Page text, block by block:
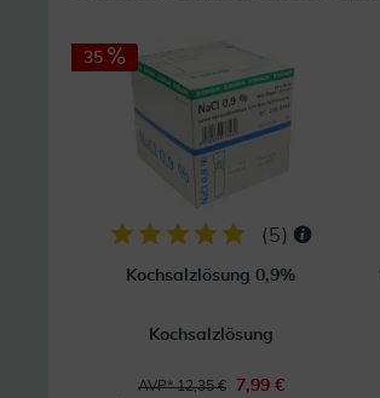
35
(5)
Kochsalzlösung 0,9%
Kochsalzlösung
AVP* 12,35 €
7,99 €